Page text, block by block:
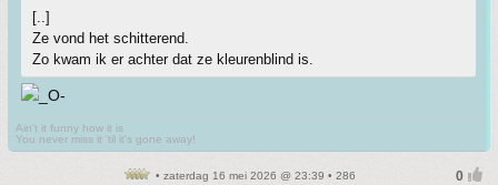
[..]
Ze vond het schitterend.
Zo kwam ik er achter dat ze kleurenblind is.
Ain't it funny how it is
You never miss it 'til it's gone away!
• zaterdag 16 mei 2026 @ 23:39 • 286